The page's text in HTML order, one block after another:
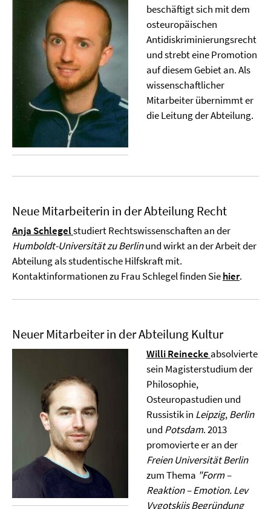
beschäftigt sich mit dem
osteuropäischen
Antidiskriminierungsrecht
und strebt eine Promotion
auf diesem Gebiet an. Als
wissenschaftlicher
Mitarbeiter übernimmt er
die Leitung der Abteilung.
Neue Mitarbeiterin in der Abteilung Recht
Anja Schlegelstudiert Rechtswissenschaften an der
Humboldt-Universität zu Berlinund wirkt an der Arbeit der
Abteilung als studentische Hilfskraft mit.
Kontaktinformationen zu Frau Schlegel finden Siehier.
Neuer Mitarbeiter in der Abteilung Kultur
Willi Reinecke absolvierte
sein Magisterstudium der
Philosophie,
Osteuropastudien und
Russistik in Leipzig,Berlin
und Potsdam. 2013
promovierte er an der
Freien Universität Berlin
zum Thema "Form –
Reaktion – Emotion. Lev
Vygotskijs Begründung